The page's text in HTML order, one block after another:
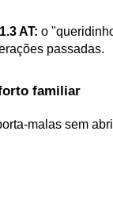
AT: o
passadas.
familiar
malas sem